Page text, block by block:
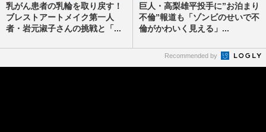
乳がん患者の乳輪を取り戻す！
ブレストアートメイク第一人
者・岩元淑子さんの挑戦と「...
巨人・高梨雄平投手に”お泊まり
不倫”報道も「ゾンビのせいで不
倫がかわいく見える」...
Recommended by